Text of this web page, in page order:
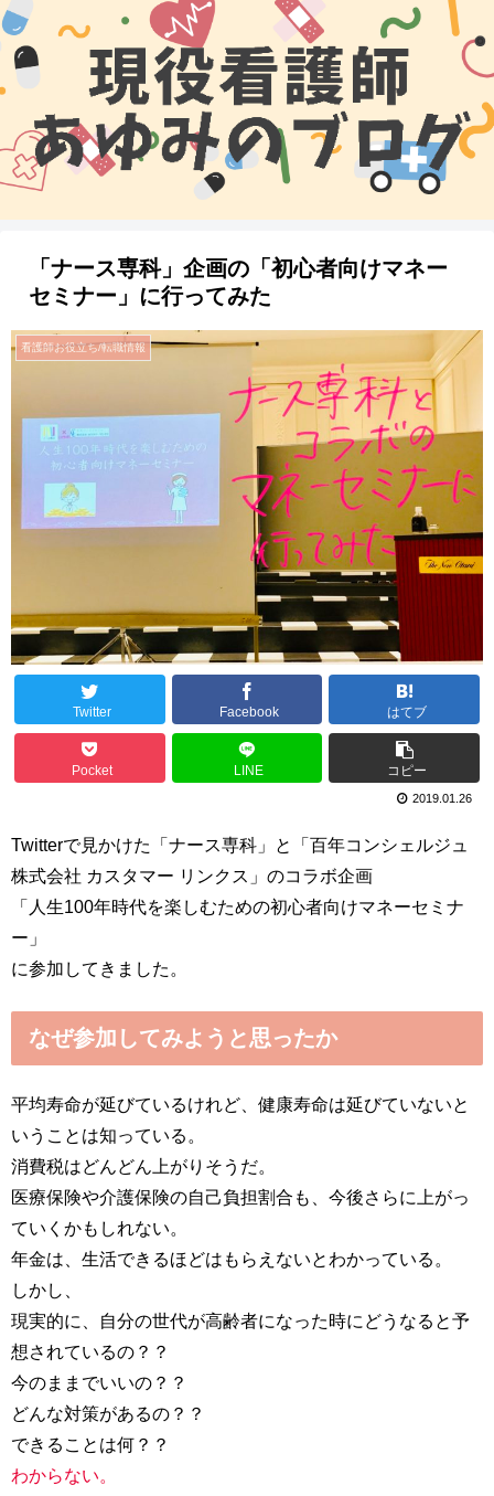
「ナース専科」企画の「初心者向けマネー
セミナー」に行ってみた
看護師お役立ち/転職情報
Twitter Facebook はてブ
Pocket LINE コピー
2019.01.26
Twitterで見かけた「ナース専科」と「百年コンシェルジュ
株式会社 カスタマー リンクス」のコラボ企画
「 人生100年時代を楽しむための初心者向けマネーセミナ
ー 」
に参加してきました。
なぜ参加してみようと思ったか
平均寿命が延びているけれど、健康寿命は延びていないと
いうことは知っている。
消費税はどんどん上がりそうだ。
医療保険や介護保険の自己負担割合も、今後さらに上がっ
ていくかもしれない。
年金は、生活できるほどはもらえないとわかっている。
しかし、
現実的に、自分の世代が高齢者になった時にどうなると予
想されているの？？
今のままでいいの？？
どんな対策があるの？？
できることは何？？
わからない。